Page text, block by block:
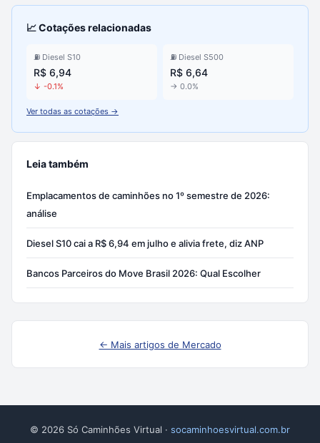
📈 Cotações relacionadas
⛽ Diesel S10
R$ 6,94
↓ -0.1%
⛽ Diesel S500
R$ 6,64
→ 0.0%
Ver todas as cotações →
Leia também
Emplacamentos de caminhões no 1º semestre de 2026:
análise
Diesel S10 cai a R$ 6,94 em julho e alivia frete, diz ANP
Bancos Parceiros do Move Brasil 2026: Qual Escolher
← Mais artigos de Mercado
© 2026 Só Caminhões Virtual · socaminhoesvirtual.com.br